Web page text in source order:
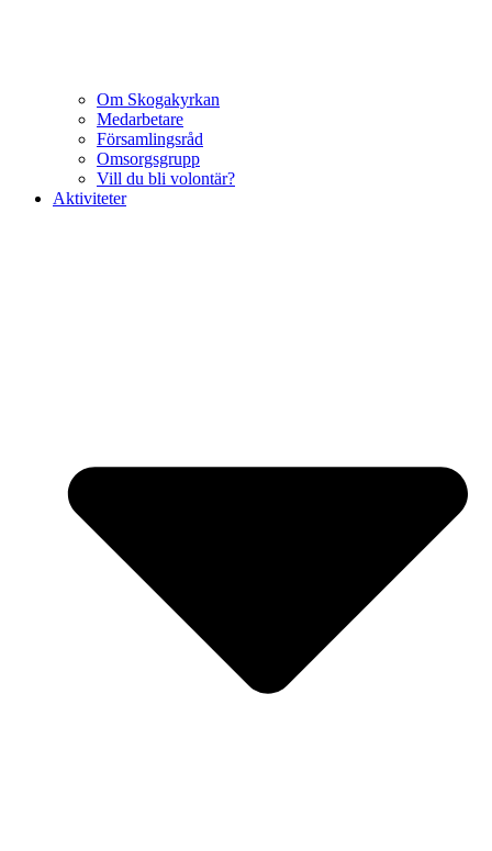
Om Skogakyrkan
Medarbetare
Församlingsråd
Omsorgsgrupp
Vill du bli volontär?
Aktiviteter